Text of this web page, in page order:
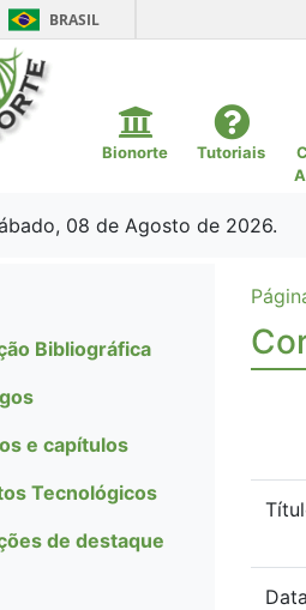
BRASIL
Bionorte Tutoriais
08 de Agosto de 2026.
Bibliográfica
e capítulos
Tecnológicos
de destaque